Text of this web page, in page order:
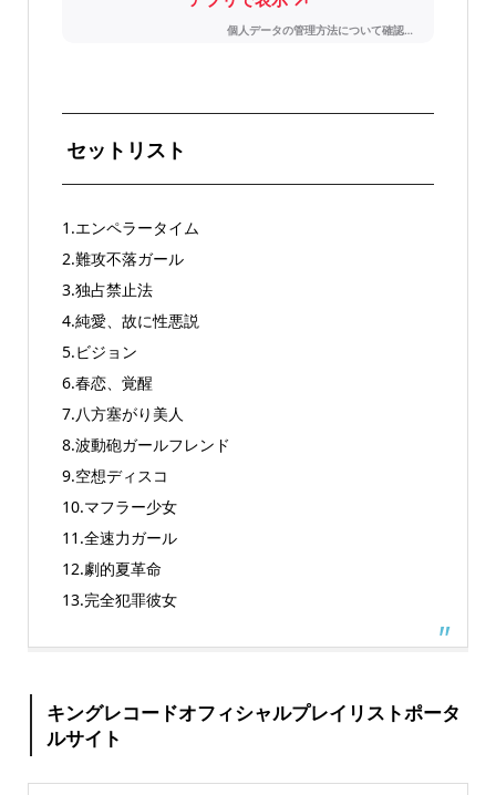
セットリスト
1.エンペラータイム
2.難攻不落ガール
3.独占禁止法
4.純愛、故に性悪説
5.ビジョン
6.春恋、覚醒
7.八方塞がり美人
8.波動砲ガールフレンド
9.空想ディスコ
10.マフラー少女
11.全速力ガール
12.劇的夏革命
13.完全犯罪彼女
キングレコードオフィシャルプレイリストポータ
ルサイト